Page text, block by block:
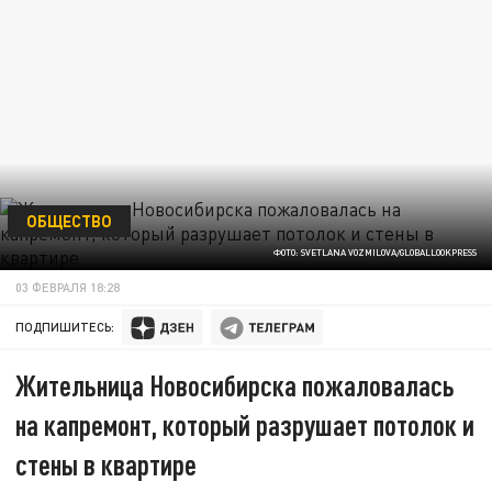
ФОТО: SVETLANA VOZMILOVA/GLOBALLOOKPRESS
ОБЩЕСТВО
03 ФЕВРАЛЯ 18:28
ПОДПИШИТЕСЬ:
Жительница Новосибирска пожаловалась
на капремонт, который разрушает потолок и
стены в квартире